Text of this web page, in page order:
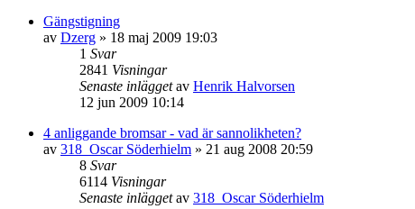
Gängstigning
av Dzerg » 18 maj 2009 19:03
1 Svar
2841 Visningar
Senaste inläggetav Henrik Halvorsen
12 jun 2009 10:14
4 anliggande bromsar - vad är sannolikheten?
av 318_Oscar Söderhielm » 21 aug 2008 20:59
8 Svar
6114 Visningar
Senaste inläggetav 318_Oscar Söderhielm